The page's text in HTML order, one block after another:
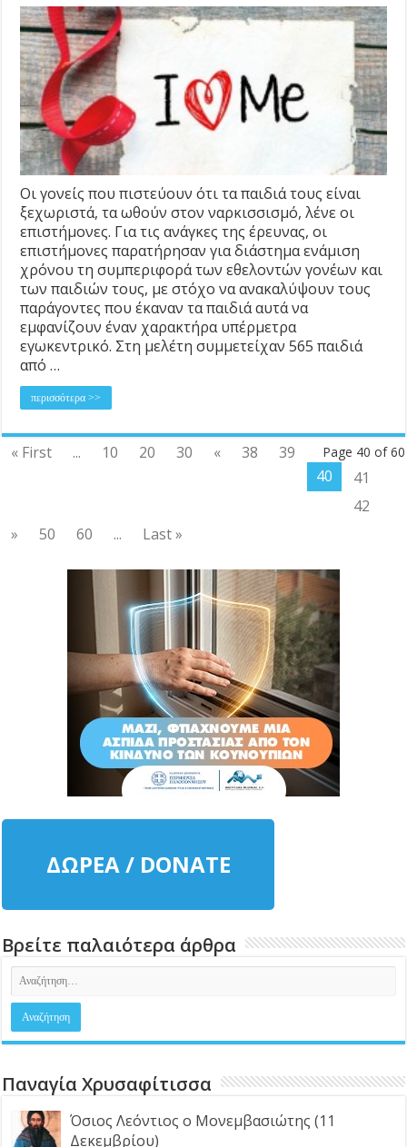
Οι γονείς που πιστεύουν ότι τα παιδιά τους είναι
ξεχωριστά, τα ωθούν στον ναρκισσισμό, λένε οι
επιστήμονες. Για τις ανάγκες της έρευνας, οι
επιστήμονες παρατήρησαν για διάστημα ενάμιση
χρόνου τη συμπεριφορά των εθελοντών γονέων και
των παιδιών τους, με στόχο να ανακαλύψουν τους
παράγοντες που έκαναν τα παιδιά αυτά να
εμφανίζουν έναν χαρακτήρα υπέρμετρα
εγωκεντρικό. Στη μελέτη συμμετείχαν 565 παιδιά
από …
περισσότερα >>
Page 40 of 60
« First ... 10 20 30 « 38
39
40
41
42
»
50 60 ... Last »
ΔΩΡΕΑ / DONATE
Βρείτε παλαιότερα άρθρα
Παναγία Χρυσαφίτισσα
Όσιος Λεόντιος ο Μονεμβασιώτης (11
Δεκεμβρίου)